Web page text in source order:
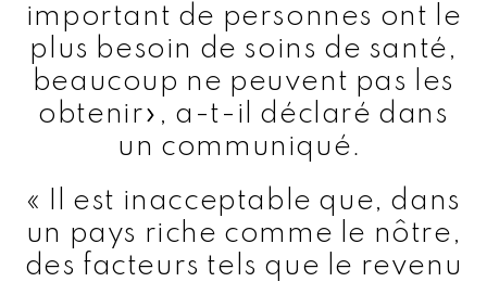
important de personnes ont le
plus besoin de soins de santé,
beaucoup ne peuvent pas les
obtenir», a-t-il déclaré dans
un communiqué.
« Il est inacceptable que, dans
un pays riche comme le nôtre,
des facteurs tels que le revenu